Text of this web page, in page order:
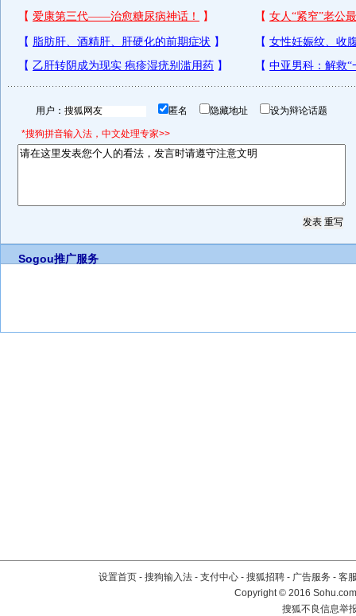
用户： 匿名 隐藏地址 设为辩论话题
*搜狗拼音输入法，中文处理专家>>
Sogou推广服务
设置首页 - 搜狗输入法 - 支付中心 - 搜狐招聘 - 广告服务 - 客
Copyright©2016
搜狐不良信息举